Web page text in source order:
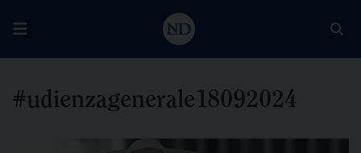
#udienzagenerale18092024